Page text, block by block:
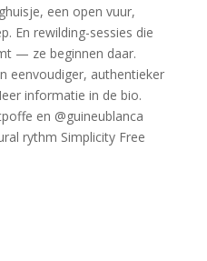
rythm Simplicity Free